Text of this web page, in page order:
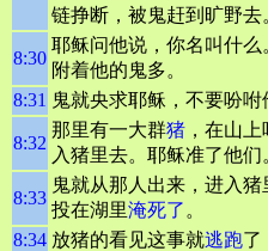
链挣断，被鬼赶到旷野去
8:30
耶稣问他说，你名叫什么
附着他的鬼多。
8:31 鬼就央求耶稣，不要吩咐
8:32
那里有一大群猪 ，在山上
入猪里去。耶稣准了他们
8:33
鬼就从那人出来，进入猪
投在湖里淹死了 。
8:34 放猪的看见这事就逃跑了